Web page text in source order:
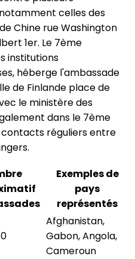
celles des
Chine rue Washington
1er. Le 7ème
institutions
héberge l'ambassade
de Finlande place de
le ministère des
dans le 7ème
réguliers entre
Exemples de
pays
représentés
Afghanistan,
Gabon, Angola,
Cameroun